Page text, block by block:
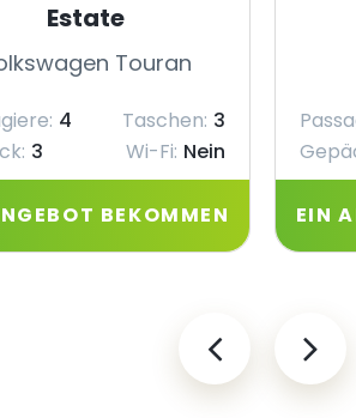
Estate
Touran
4 Taschen: 3
3 Wi-Fi: Nein
BEKOMMEN EIN